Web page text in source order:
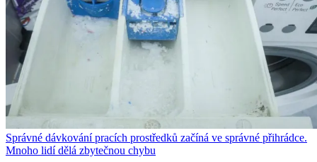
Správné dávkování pracích prostředků začíná ve správné přihrádce.
Mnoho lidí dělá zbytečnou chybu